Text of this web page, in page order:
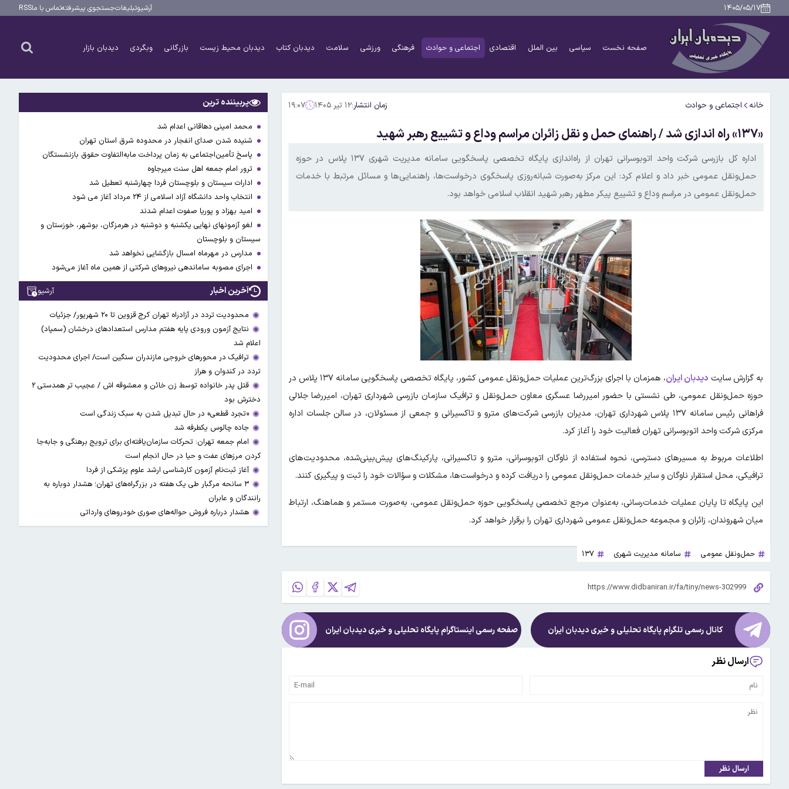
۱۴۰۵/۰۵/۱۷ آرشیوتبلیغاتجستجوی پیشرفتهتماس با ماRSS
صفحه نخست سیاسی بین الملل اقتصادی اجتماعی و حوادث فرهنگی ورزشی سلامت دیدبان کتاب دیدبان محیط زیست بازرگانی وبگردی دیدبان بازار
خانه اجتماعی و حوادث زمان انتشار:۱۲ تیر ۱۴۰۵ ۱۹:۰۷
«۱۳۷» راه اندازی شد / راهنمای حمل و نقل زائران مراسم وداع و تشییع رهبر شهید
اداره کل بازرسی شرکت واحد اتوبوسرانی تهران از راه‌اندازی پایگاه تخصصی پاسخگویی سامانه مدیریت شهری ۱۳۷ پلاس در حوزه
حمل‌ونقل عمومی خبر داد و اعلام کرد: این مرکز به‌صورت شبانه‌روزی پاسخگوی درخواست‌ها، راهنمایی‌ها و مسائل مرتبط با خدمات
حمل‌ونقل عمومی در مراسم وداع و تشییع پیکر مطهر رهبر شهید انقلاب اسلامی خواهد بود.
به گزارش سایت دیدبان ایران
، همزمان با اجرای بزرگ‌ترین عملیات حمل‌ونقل عمومی کشور، پایگاه تخصصی پاسخگویی سامانه ۱۳۷ پلاس در
حوزه حمل‌ونقل عمومی، طی نشستی با حضور امیررضا عسگری معاون حمل‌ونقل و ترافیک سازمان بازرسی شهرداری تهران، امیررضا جلالی
فراهانی رئیس سامانه ۱۳۷ پلاس شهرداری تهران، مدیران بازرسی شرکت‌های مترو و تاکسیرانی و جمعی از مسئولان، در سالن جلسات اداره
مرکزی شرکت واحد اتوبوسرانی تهران فعالیت خود را آغاز کرد.
اطلاعات مربوط به مسیرهای دسترسی، نحوه استفاده از ناوگان اتوبوسرانی، مترو و تاکسیرانی، پارکینگ‌های پیش‌بینی‌شده، محدودیت‌های
ترافیکی، محل استقرار ناوگان و سایر خدمات حمل‌ونقل عمومی را دریافت کرده و درخواست‌ها، مشکلات و سؤالات خود را ثبت و پیگیری کنند.
‌این پایگاه تا پایان عملیات خدمات‌رسانی، به‌عنوان مرجع تخصصی پاسخگویی حوزه حمل‌ونقل عمومی، به‌صورت مستمر و هماهنگ، ارتباط
میان شهروندان، زائران و مجموعه حمل‌ونقل عمومی شهرداری تهران را برقرار خواهد کرد.
حمل‌ونقل عمومی سامانه مدیریت شهری ۱۳۷
کانال رسمی تلگرام پایگاه تحلیلی و خبریدیدبان ایران صفحه رسمی اینستاگرام پایگاه تحلیلی و خبریدیدبان ایران
ارسال نظر
ارسال نظر
پربیننده ترین
محمد امینی دهاقانی اعدام شد
شنیده شدن صدای انفجار در محدوده شرق استان تهران
پاسخ تأمین‌اجتماعی به زمان پرداخت مابه‌التفاوت حقوق بازنشستگان
ترور امام جمعه اهل سنت میرجاوه
ادارات سیستان و بلوچستان فردا چهارشنبه تعطیل شد
انتخاب واحد دانشگاه آزاد اسلامی از ۲۴ مرداد آغاز می شود
امید بهزاد و پوریا صفوت اعدام شدند
لغو آزمونهای نهایی یکشنبه و دوشنبه در هرمزگان، بوشهر، خوزستان و
سیستان و بلوچستان
مدارس در مهرماه امسال بازگشایی نخواهد شد
اجرای مصوبه ساماندهی نیرو‌های شرکتی از همین ماه آغاز می‌شود
آخرین اخبار آرشیو
محدودیت تردد در آزادراه تهران کرج قزوین تا ۲۰ شهریور/ جزئیات
نتایج آزمون ورودی پایه هفتم مدارس استعدادهای درخشان (سمپاد)
اعلام شد
ترافیک در محورهای خروجی مازندران سنگین است/ اجرای محدودیت
تردد در کندوان و هراز
قتل پدر خانواده توسط زن خائن و معشوقه اش / عجیب تر همدستی ۲
دخترش بود
«تجرد قطعی» در حال تبدیل شدن به سبک زندگی است
جاده چالوس یکطرفه شد
امام جمعه تهران: تحرکات سازمان‌یافته‌ای برای ترویج برهنگی و جابه‌جا
کردن مرزهای عفت و حیا در حال انجام است
آغاز ثبت‌نام‌ آزمون کارشناسی ارشد علوم پزشکی از فردا
۳ سانحه مرگبار طی یک هفته در بزرگراه‌های تهران؛ هشدار دوباره به
رانندگان و عابران
هشدار درباره فروش حواله‌های صوری خودروهای وارداتی